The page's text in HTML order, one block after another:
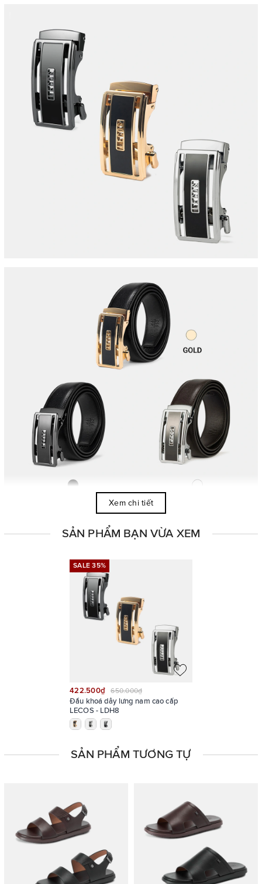
Sản phẩm hiện có ba màu: crom, gold và xám
Từng chi tiết trên đầu khoá đều được thiết kế tỉ mỉ, công phu
Xem chi tiết
SẢN PHẨM BẠN VỪA XEM
SALE 35%
SALE 35%
422.500₫ 650.000₫
Đầu khoá dây lưng nam cao cấp
LECOS - LDH8
SẢN PHẨM TƯƠNG TỰ